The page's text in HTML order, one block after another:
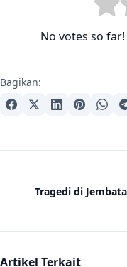
No votes so
Bagikan:
Tragedi di
Artikel Terkait